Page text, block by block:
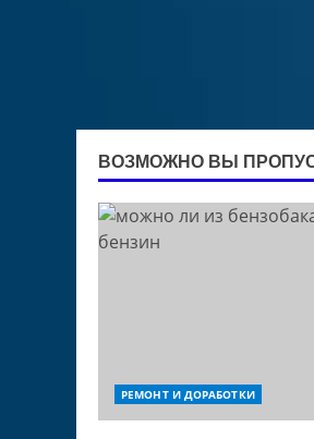
ВОЗМОЖНО ВЫ
РЕМОНТ И ДОРАБОТКИ